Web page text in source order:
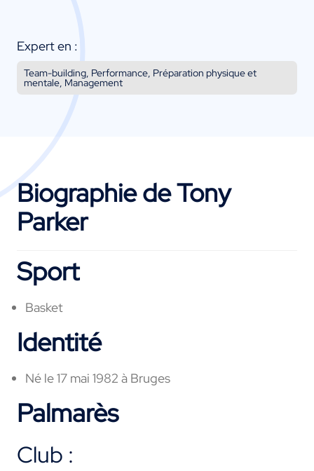
Expert en :
Team-building, Performance, Préparation physique et
mentale, Management
Biographie de Tony
Parker
Sport
Basket
Identité
Né le 17 mai 1982 à Bruges
Palmarès
Club :